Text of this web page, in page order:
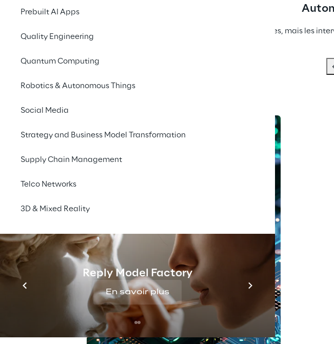
Prebuilt AI Apps
Quality Engineering
Quantum Computing
Robotics & Autonomous Things
Social Media
Strategy and Business Model Transformation
Supply Chain Management
Telco Networks
3D & Mixed Reality
Reply Model Factory
En savoir plus
L'automatisation couvre de nombreuses zones de risques, mais les